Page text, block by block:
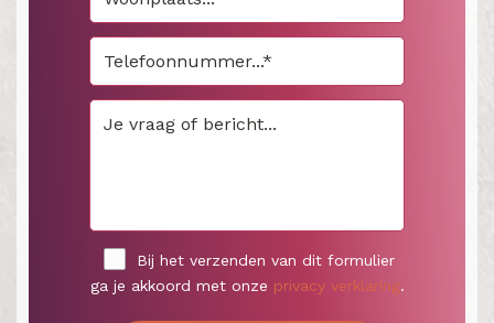
Bij het verzenden van dit formulier
ga je akkoord met onze privacy verklaring.